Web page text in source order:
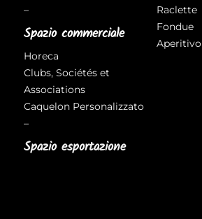
–
Spazio commerciale
Horeca
Clubs, Sociétés et
Associations
Caquelon Personalizzato
–
Spazio esportazione
Raclette
Fondue
Aperitivo